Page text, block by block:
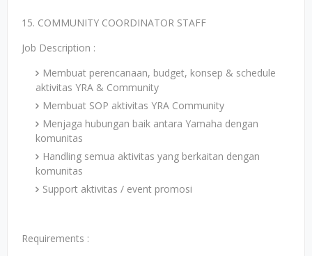
15. COMMUNITY COORDINATOR STAFF
Job Description :
Membuat perencanaan, budget, konsep & schedule
aktivitas YRA & Community
Membuat SOP aktivitas YRA Community
Menjaga hubungan baik antara Yamaha dengan
komunitas
Handling semua aktivitas yang berkaitan dengan
komunitas
Support aktivitas / event promosi
Requirements :